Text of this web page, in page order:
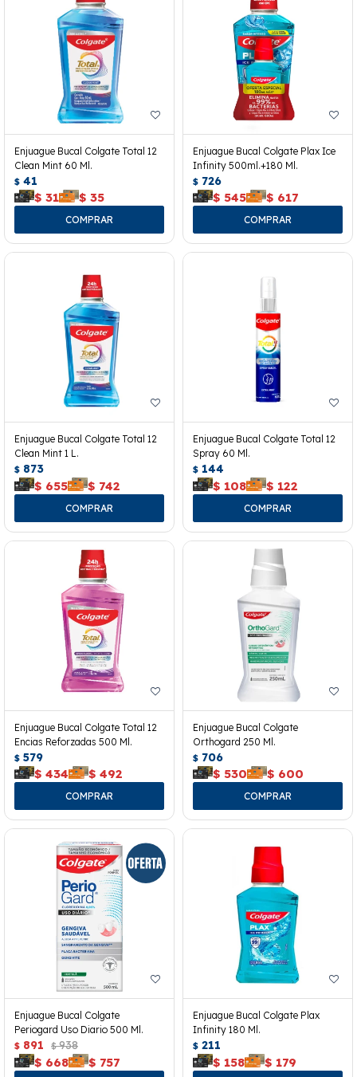
Enjuague Bucal Colgate Total 12
Clean Mint 60 Ml.
$ 41
$ 31 $ 35
Enjuague Bucal Colgate Plax Ice
Infinity 500ml.+180 Ml.
$ 726
$ 545 $ 617
Enjuague Bucal Colgate Total 12
Clean Mint 1 L.
$ 873
$ 655 $ 742
Enjuague Bucal Colgate Total 12
Spray 60 Ml.
$ 144
$ 108 $ 122
Enjuague Bucal Colgate Total 12
Encias Reforzadas 500 Ml.
$ 579
$ 434 $ 492
Enjuague Bucal Colgate
Orthogard 250 Ml.
$ 706
$ 530 $ 600
Enjuague Bucal Colgate
Periogard Uso Diario 500 Ml.
$ 891 $ 938
$ 668 $ 757
Enjuague Bucal Colgate Plax
Infinity 180 Ml.
$ 211
$ 158 $ 179